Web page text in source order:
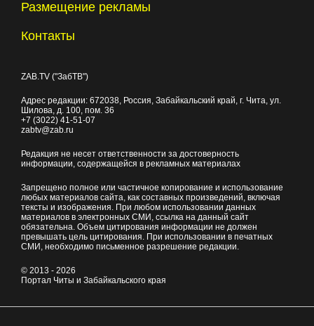
Размещение рекламы
Контакты
ZAB.TV ("ЗабТВ")
Адрес редакции: 672038, Россия, Забайкальский край, г. Чита, ул.
Шилова, д. 100, пом. 36
+7 (3022) 41-51-07
zabtv@zab.ru
Редакция не несет ответственности за достоверность
информации, содержащейся в рекламных материалах
Запрещено полное или частичное копирование и использование
любых материалов сайта, как составных произведений, включая
тексты и изображения. При любом использовании данных
материалов в электронных СМИ, ссылка на данный сайт
обязательна. Объем цитирования информации не должен
превышать цель цитирования. При использовании в печатных
СМИ, необходимо письменное разрешение редакции.
© 2013 - 2026
Портал Читы и Забайкальского края